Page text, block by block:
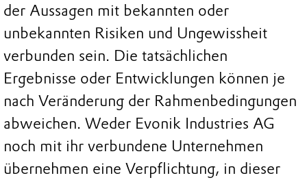
der Aussagen mit bekannten oder
unbekannten Risiken und Ungewissheit
verbunden sein. Die tatsächlichen
Ergebnisse oder Entwicklungen können je
nach Veränderung der Rahmenbedingungen
abweichen. Weder Evonik Industries AG
noch mit ihr verbundene Unternehmen
übernehmen eine Verpflichtung, in dieser